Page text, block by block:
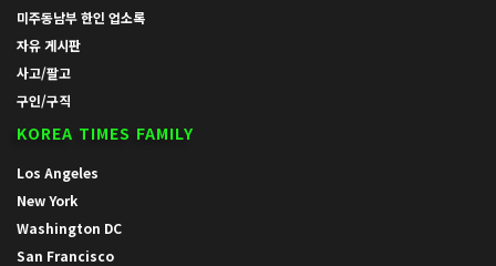
미주동남부 한인 업소록
자유 게시판
사고/팔고
구인/구직
KOREA TIMES FAMILY
Los Angeles
New York
Washington DC
San Francisco